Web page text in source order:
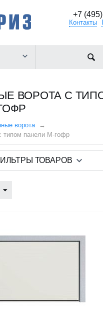
+7
Контакты
ВОРОТА С
ворота
типом панели M-гофр
ТОВАРОВ